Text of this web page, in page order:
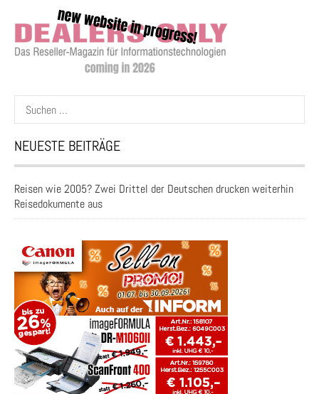
Suchen
nach:
NEUESTE BEITRÄGE
Reisen wie 2005? Zwei Drittel der Deutschen drucken weiterhin
Reisedokumente aus